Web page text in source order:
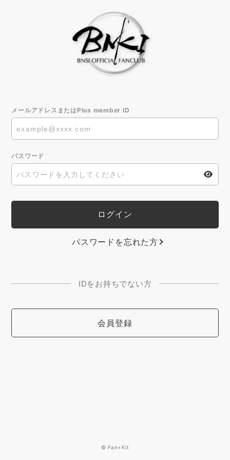
メールアドレスまたはPlus member ID
パスワード
パスワードを忘れた方
IDをお持ちでない方
会員登録
© Fan+Kit